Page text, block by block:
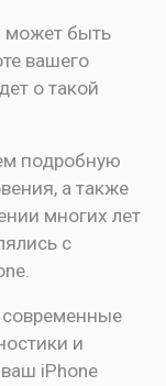
может быть
вашего
о такой
подробную
а также
многих лет
с
и
ваш iPhone